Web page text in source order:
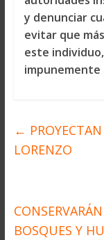
y denunciar
evitar que
este
impunemente
←
LORENZO
BOSQUES Y